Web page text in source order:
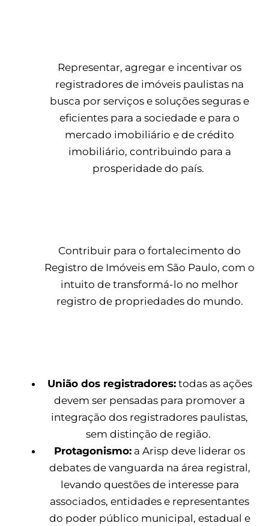
Representar, agregar e incentivar os
registradores de imóveis paulistas na
busca por serviços e soluções seguras e
eficientes para a sociedade e para o
mercado imobiliário e de crédito
imobiliário, contribuindo para a
prosperidade do país.
Contribuir para o fortalecimento do
Registro de Imóveis em São Paulo, com o
intuito de transformá-lo no melhor
registro de propriedades do mundo.
União dos registradores:todas as ações
devem ser pensadas para promover a
integração dos registradores paulistas,
sem distinção de região.
Protagonismo: a Arisp deve liderar os
debates de vanguarda na área registral,
levando questões de interesse para
associados, entidades e representantes
do poder público municipal, estadual e